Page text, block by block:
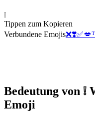
❕
Tippen zum Kopieren
Verbundene Emojis❌❣️✅💋
Bedeutung von ❕
Emoji